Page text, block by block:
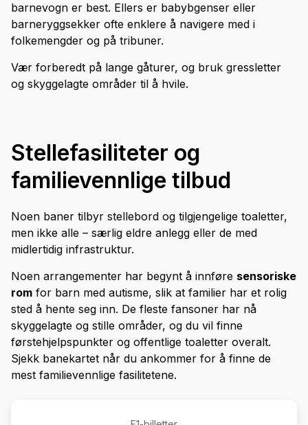
barnevogn er best. Ellers er babybgenser eller
barneryggsekker ofte enklere å navigere med i
folkemengder og på tribuner.
Vær forberedt på lange gåturer, og bruk gressletter
og skyggelagte områder til å hvile.
Stellefasiliteter og
familievennlige tilbud
Noen baner tilbyr stellebord og tilgjengelige toaletter,
men ikke alle – særlig eldre anlegg eller de med
midlertidig infrastruktur.
Noen arrangementer har begynt å innføre sensoriske
rom for barn med autisme, slik at familier har et rolig
sted å hente seg inn. De fleste fansoner har nå
skyggelagte og stille områder, og du vil finne
førstehjelpspunkter og offentlige toaletter overalt.
Sjekk banekartet når du ankommer for å finne de
mest familievennlige fasilitetene.